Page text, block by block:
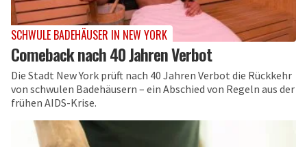
SCHWULE BADEHÄUSER IN NEW YORK
Comeback nach 40 Jahren Verbot
Die Stadt New York prüft nach 40 Jahren Verbot die Rückkehr
von schwulen Badehäusern – ein Abschied von Regeln aus der
frühen AIDS-Krise.